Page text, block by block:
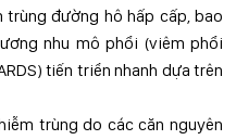
trùng đường hô hấp cấp, bao
nhu mô phổi (viêm phổi
tiến triển nhanh dựa trên
trùng do các căn nguyên